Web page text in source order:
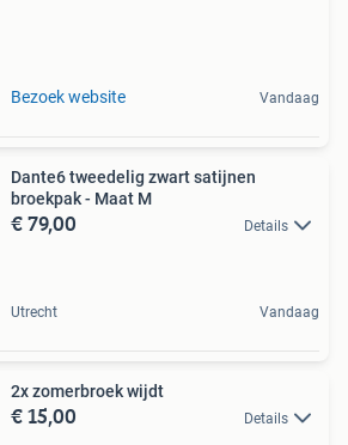
Bezoek website Vandaag
Dante6 tweedelig zwart satijnen
broekpak - Maat M
€ 79,00 Details
Utrecht Vandaag
2x zomerbroek wijdt
€ 15,00 Details